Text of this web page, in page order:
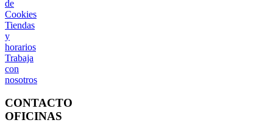
de
Cookies
Tiendas
y
horarios
Trabaja
con
nosotros
CONTACTO
OFICINAS